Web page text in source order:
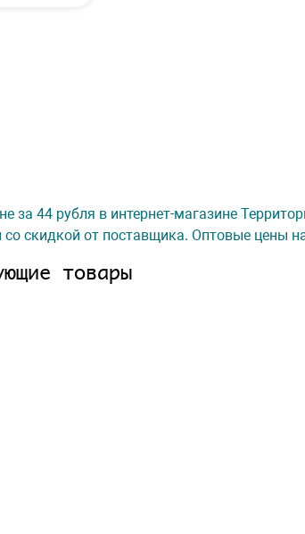
за 44 рубля в интернет-магазине
скидкой от поставщика. Оптовые цены
товары